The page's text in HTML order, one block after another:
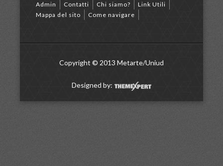
Admin Contatti Chi siamo?
Link Utili
Mappa del sito
Come navigare
Copyright © 2013 Metarte/Uniud
Designed by: